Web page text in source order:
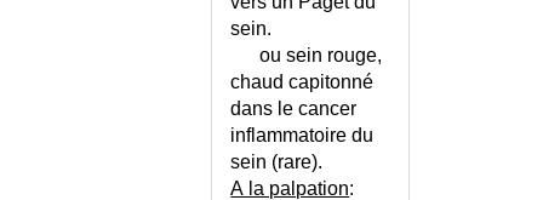
CATASTROPHE (MÉDECINE DE)
CATATONIE - ECHELLE
CECITE PERMANENTE DE
sein.
ou sein rouge,
chaud capitonné
dans le cancer
inflammatoire du
sein (rare).
A la palpation: